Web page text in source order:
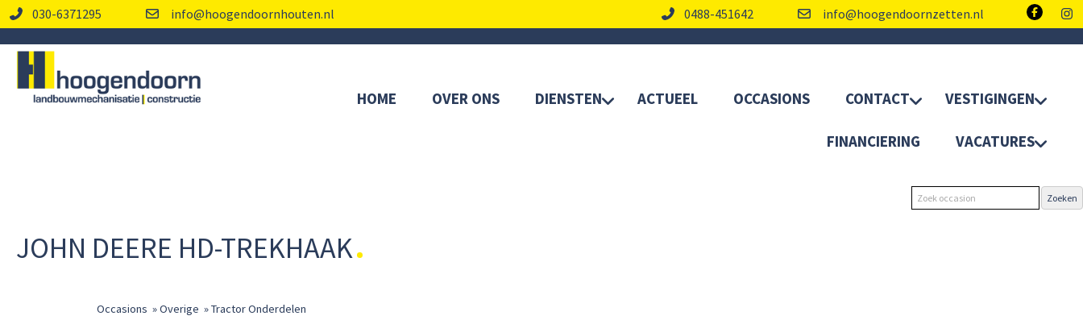
030-6371295 info@hoogendoornhouten.nl 0488-451642 info@hoogendoornzetten.nl
HOME OVER ONS DIENSTEN ACTUEEL OCCASIONS CONTACT VESTIGINGEN
FINANCIERING VACATURES
JOHN DEERE HD-TREKHAAK
Occasions »Overige »Tractor Onderdelen